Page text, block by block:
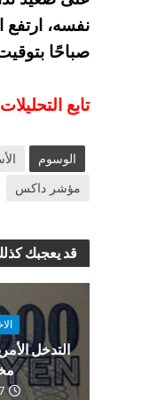
صباحًا
تابع
الوسوم
مؤشر داكس
قد يعجبك
التدخل
17